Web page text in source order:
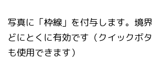
写真に「枠線」を付与します。境
どにとくに有効です（クイックボ
も使用できます）